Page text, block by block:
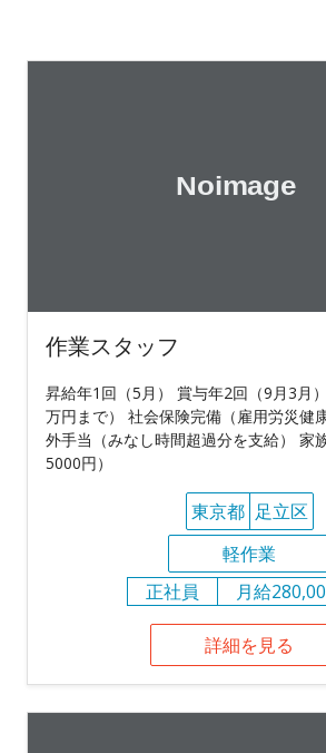
作業スタッフ
昇給年1回（5月） 賞与年2回（9月3月
万円まで） 社会保険完備（雇用労災健
外手当（みなし時間超過分を支給） 家
5000円）
東京都 足立区
軽作業
正社員
月給
詳細を見る